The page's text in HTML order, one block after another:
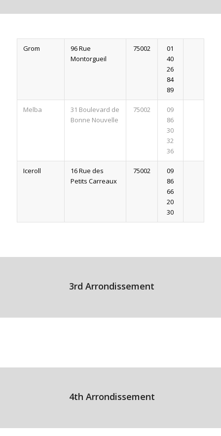
Grom
96 Rue
Montorgueil
75002
01
40
26
84
89
Melba
31 Boulevard de
Bonne Nouvelle
75002
09
86
30
32
36
Iceroll
16 Rue des
Petits Carreaux
75002
09
86
66
20
30
3rd Arrondissement
4th Arrondissement